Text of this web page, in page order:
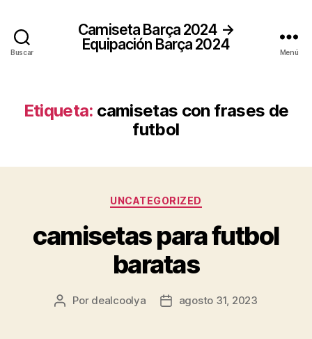
Buscar
Camiseta Barça 2024 →
Equipación Barça 2024
Menú
Etiqueta: camisetas con frases de
futbol
Categorías
UNCATEGORIZED
camisetas para futbol
baratas
Autor
Por dealcoolya
Fechaagosto 31, 2023